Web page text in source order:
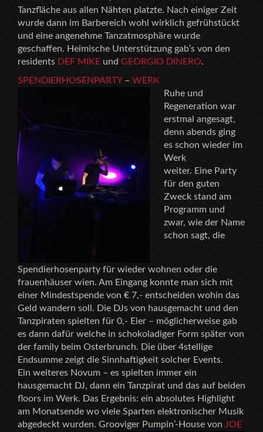
Tanzfläche aus allen Nähten platzte. Nach einiger Zeit
wurde dann im Barbereich wohl wirklich gefrühstückt
und eine angenehme Tanzatmosphäre wurde
geschaffen. Heimische Unterstützung gab’s von den
residentsDEF MIKEundGEORGIO DINERO.
SPENDIERHOSENPARTY–WERK
Ruhe und
Regeneration war
erstmal angesagt,
denn abends ging
es schon wieder im
Werk
weiter. Eine Party
für den guten
Zweck stand am
Programm und
zwar, wie der Name
schon sagt, die
Spendierhosenparty für wieder wohnen oder die
frauenhäuser wien. Am Eingang konnte man sich mit
einer Mindestspende von € 7,- entscheiden wohin das
Geld wandern soll. Die DJs von hausgemacht und den
Tanzpiraten spielten für 0,- Eier – möglicherweise gab
es dann dafür welche in schokoladiger Form später von
der family beim Osterbrunch. Die über 4stellige
Endsumme zeigt die Sinnhaftigkeit solcher Events.
Ein weiteres Novum – es spielten immer ein
hausgemacht DJ, dann ein Tanzpirat und das auf beiden
floors im Werk. Das Ergebnis: ein absolutes Highlight
am Monatsende wo viele Sparten elektronischer Musik
abgedeckt wurden. Grooviger Pumpin’-House vonJOE